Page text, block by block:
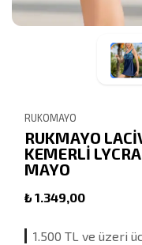
RUKOMAYO
RUKMAYO
KEMERLİ
MAYO
₺ 1.349,00
1.500 TL ve üzeri